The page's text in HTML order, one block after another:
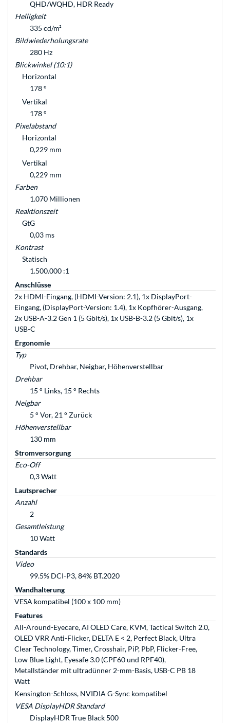
QHD/WQHD, HDR Ready
Helligkeit
335 cd/m²
Bildwiederholungsrate
280 Hz
Blickwinkel (10:1)
Horizontal
178 °
Vertikal
178 °
Pixelabstand
Horizontal
0,229 mm
Vertikal
0,229 mm
Farben
1.070 Millionen
Reaktionszeit
GtG
0,03 ms
Kontrast
Statisch
1.500.000 :1
Anschlüsse
2x HDMI-Eingang, (HDMI-Version: 2.1), 1x DisplayPort-
Eingang, (DisplayPort-Version: 1.4), 1x Kopfhörer-Ausgang,
2x USB-A-3.2 Gen 1 (5 Gbit/s), 1x USB-B-3.2 (5 Gbit/s), 1x
USB-C
Ergonomie
Typ
Pivot, Drehbar, Neigbar, Höhenverstellbar
Drehbar
15 ° Links, 15 ° Rechts
Neigbar
5 ° Vor, 21 ° Zurück
Höhenverstellbar
130 mm
Stromversorgung
Eco-Off
0,3 Watt
Lautsprecher
Anzahl
2
Gesamtleistung
10 Watt
Standards
Video
99.5% DCI-P3, 84% BT.2020
Wandhalterung
VESA kompatibel (100 x 100 mm)
Features
All-Around-Eyecare, AI OLED Care, KVM, Tactical Switch 2.0,
OLED VRR Anti-Flicker, DELTA E < 2, Perfect Black, Ultra
Clear Technology, Timer, Crosshair, PiP, PbP, Flicker-Free,
Low Blue Light, Eyesafe 3.0 (CPF60 und RPF40),
Metallständer mit ultradünner 2-mm-Basis, USB-C PB 18
Watt
Kensington-Schloss, NVIDIA G-Sync kompatibel
VESA DisplayHDR Standard
DisplayHDR True Black 500